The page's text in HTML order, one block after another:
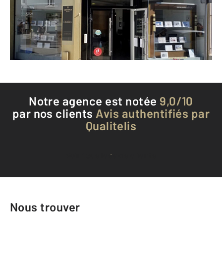
Envoyer un message
Téléphoner à l'agence
Notre agence est notée 9,0/10
par nos clients Avis authentifiés par
Qualitelis
Voir tous les avis clients
Nous trouver